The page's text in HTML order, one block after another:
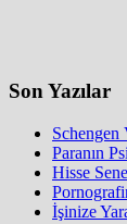
Son Yazılar
Schengen
Paranın
Hisse
İşinize